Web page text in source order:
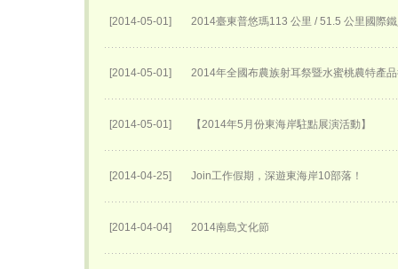
[2014-05-01] 2014臺東普悠瑪113 公里 / 51.5 公里國際
[2014-05-01] 2014年全國布農族射耳祭暨水蜜桃農特產
[2014-05-01] 【2014年5月份東海岸駐點展演活動】
[2014-04-25] Join工作假期，深遊東海岸10部落！
[2014-04-04] 2014南島文化節